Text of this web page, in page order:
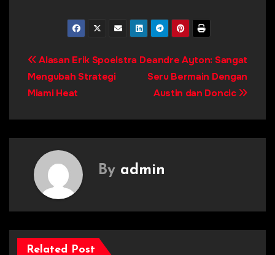
Post
navigation
Deandre Ayton: Sangat
Seru Bermain Dengan
Austin dan Doncic
Alasan Erik Spoelstra
Mengubah Strategi
Miami Heat
By admin
Related Post